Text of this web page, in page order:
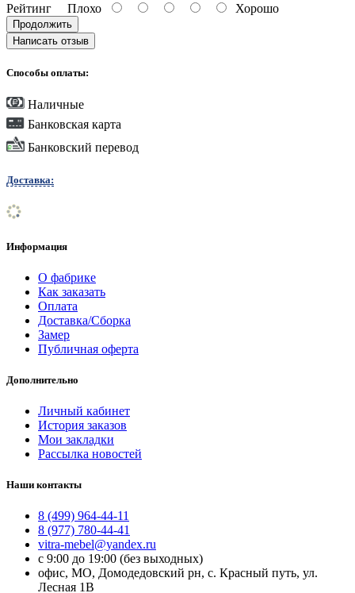
Рейтинг Плохо Хорошо
Продолжить
Написать отзыв
Способы оплаты:
Наличные
Банковская карта
Банковский перевод
Доставка:
Информация
О фабрике
Как заказать
Оплата
Доставка/Сборка
Замер
Публичная оферта
Дополнительно
Личный кабинет
История заказов
Мои закладки
Рассылка новостей
Наши контакты
8 (499) 964-44-11
8 (977) 780-44-41
vitra-mebel@yandex.ru
с 9:00 до 19:00 (без выходных)
офис, МО, Домодедовский рн, с. Красный путь, ул.
Лесная 1В